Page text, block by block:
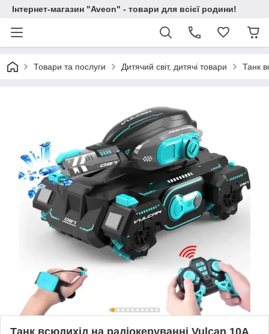
Інтернет-магазин "Aveon" - товари для всієї родини!
Товари та послуги Дитячий світ, дитячі товари Танк
Танк всюдихід на радіокеруванні Vulcan 10A